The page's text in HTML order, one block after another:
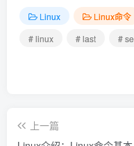
Linux
Linux命令
# linux
# last #
上一篇